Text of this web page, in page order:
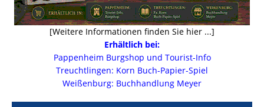
[Weitere Informationen finden Sie hier ...]
Erhältlich bei:
Pappenheim Burgshop und Tourist-Info
Treuchtlingen: Korn Buch-Papier-Spiel
Weißenburg: Buchhandlung Meyer